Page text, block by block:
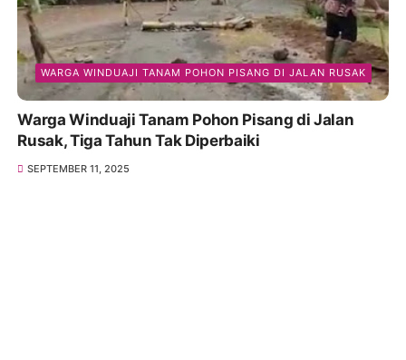
WARGA WINDUAJI TANAM POHON PISANG DI JALAN RUSAK
Warga Winduaji Tanam Pohon Pisang di Jalan
Rusak, Tiga Tahun Tak Diperbaiki
SEPTEMBER 11, 2025